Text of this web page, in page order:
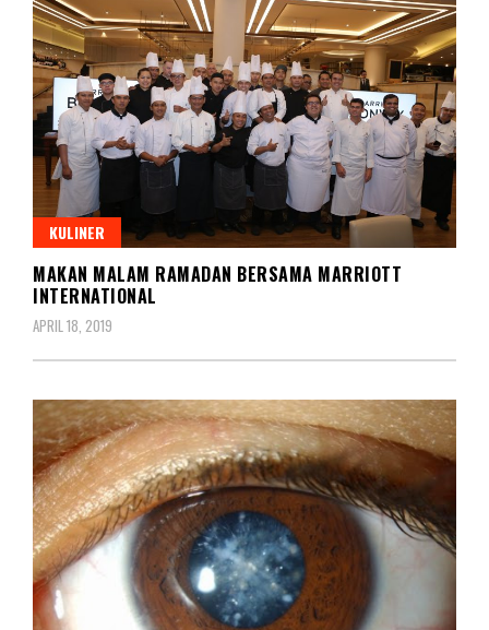
KULINER
MAKAN MALAM RAMADAN BERSAMA MARRIOTT
INTERNATIONAL
APRIL 18, 2019